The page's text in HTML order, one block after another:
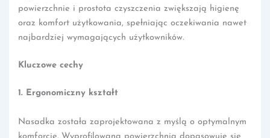
powierzchnie i prostota czyszczenia zwiększają higienę
oraz komfort użytkowania, spełniając oczekiwania nawet
najbardziej wymagających użytkowników.
Kluczowe cechy
1. Ergonomiczny kształt
Nasadka została zaprojektowana z myślą o optymalnym